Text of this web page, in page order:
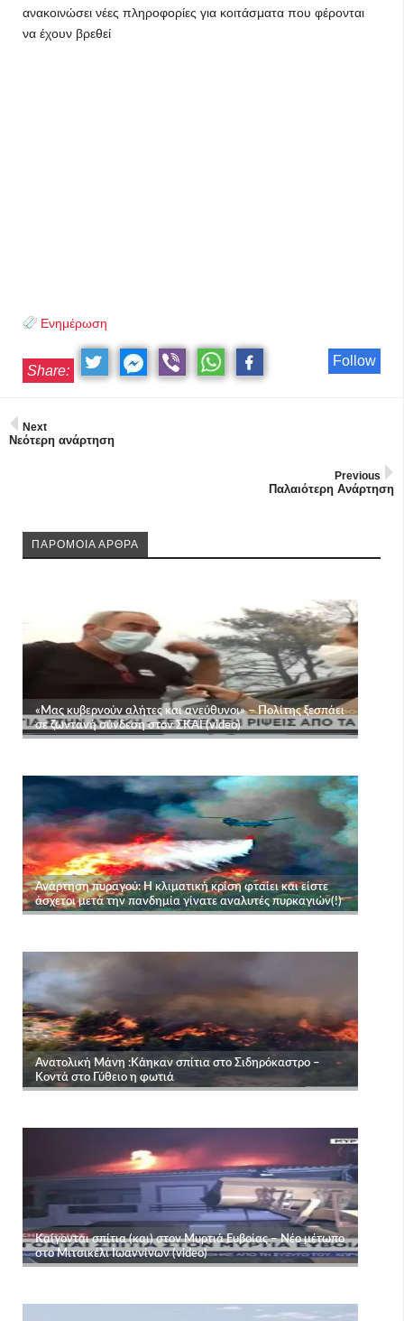
ανακοινώσει νέες πληροφορίες για κοιτάσματα που φέρονται
να έχουν βρεθεί
Ενημέρωση
Follow
Share:
Next
Νεότερη ανάρτηση
Previous
Παλαιότερη Ανάρτηση
ΠΑΡΟΜΟΙΑ ΑΡΘΡΑ